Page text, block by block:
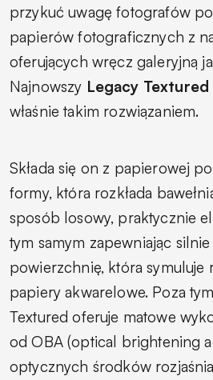
przykuć uwagę fotografów
papierów fotograficznych z
oferujących wręcz galeryjną
Najnowszy Legacy Textured
właśnie takim rozwiązaniem.
Składa się on z papierowej
formy, która rozkłada
sposób losowy, praktycznie
tym samym zapewniając
powierzchnię, która symuluje
papiery akwarelowe. Poza
Textured oferuje matowe
od OBA (optical brightening
optycznych środków